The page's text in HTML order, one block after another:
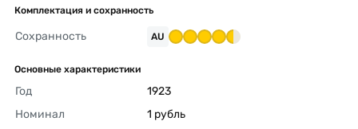
Комплектация и сохранность
Сохранность AU
Основные характеристики
Год
1923
Номинал
1 рубль